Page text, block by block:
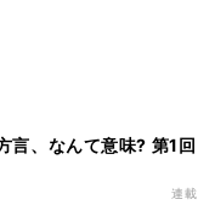
言、なんて意味? 第1回
連載